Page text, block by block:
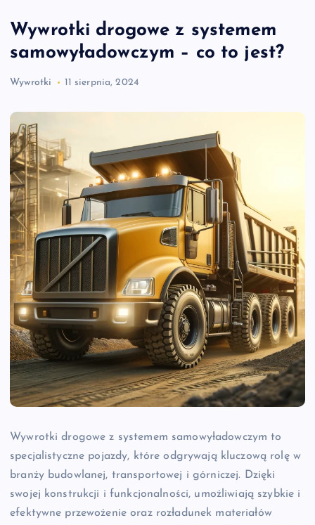
Wywrotki drogowe z systemem
samowyładowczym – co to jest?
Wywrotki 11 sierpnia, 2024
Wywrotki drogowe z systemem samowyładowczym to
specjalistyczne pojazdy, które odgrywają kluczową rolę w
branży budowlanej, transportowej i górniczej. Dzięki
swojej konstrukcji i funkcjonalności, umożliwiają szybkie i
efektywne przewożenie oraz rozładunek materiałów